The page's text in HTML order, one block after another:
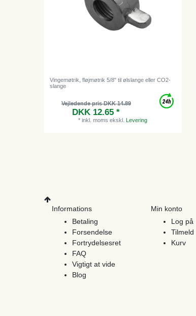
Vingemøtrik, fløjmøtrik 5/8" til ølslange eller CO2-
slange
Vejledende pris DKK 14.89
DKK 12.65 *
* inkl. moms ekskl. Levering
Informations
Betaling
Forsendelse
Fortrydelsesret
FAQ
Vigtigt at vide
Blog
Min konto
Log på
Tilmeld
Kurv